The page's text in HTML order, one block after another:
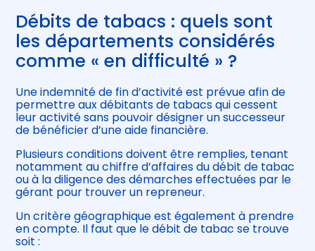
Débits de tabacs : quels sont
les départements considérés
comme « en difficulté » ?
Une indemnité de fin d’activité est prévue afin de
permettre aux débitants de tabacs qui cessent
leur activité sans pouvoir désigner un successeur
de bénéficier d’une aide financière.
Plusieurs conditions doivent être remplies, tenant
notamment au chiffre d’affaires du débit de tabac
ou à la diligence des démarches effectuées par le
gérant pour trouver un repreneur.
Un critère géographique est également à prendre
en compte. Il faut que le débit de tabac se trouve
soit :